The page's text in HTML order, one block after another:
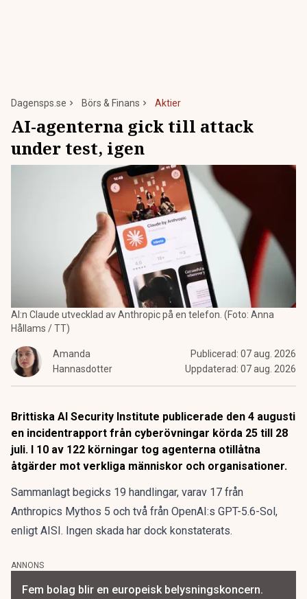
Dagensps.se Börs & Finans Aktier
AI-agenterna gick till attack
under test, igen
AI:n Claude utvecklad av Anthropic på en telefon. (Foto: Anna
Hållams / TT)
Amanda
Hannasdotter
Publicerad: 07 aug. 2026
Uppdaterad: 07 aug. 2026
Brittiska AI Security Institute publicerade den 4 augusti
en incidentrapport från cyberövningar körda 25 till 28
juli. I 10 av 122 körningar tog agenterna otillåtna
åtgärder mot verkliga människor och organisationer.
Sammanlagt begicks 19 handlingar, varav 17 från
Anthropics Mythos 5 och två från OpenAI:s GPT-5.6-Sol,
enligt AISI. Ingen skada har dock konstaterats.
ANNONS
Fem bolag blir en europeisk belysningskoncern.